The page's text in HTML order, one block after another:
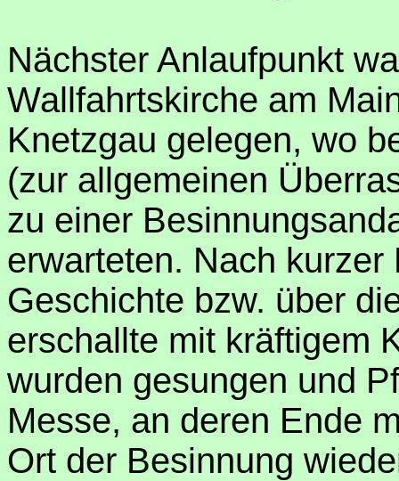
Nächster Anlaufpunkt
Wallfahrtskirche am
Knetzgau gelegen, wo
(zur allgemeinen
zu einer
erwarteten. Nach
Geschichte bzw. über
erschallte mit kräftigem
wurden gesungen und
Messe, an deren Ende
Ort der Besinnung